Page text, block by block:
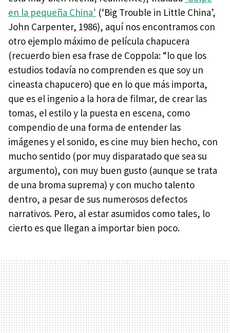
en la pequeña China’ (‘Big Trouble in Little China’,
John Carpenter, 1986), aquí nos encontramos con
otro ejemplo máximo de película chapucera
(recuerdo bien esa frase de Coppola: “lo que los
estudios todavía no comprenden es que soy un
cineasta chapucero) que en lo que más importa,
que es el ingenio a la hora de filmar, de crear las
tomas, el estilo y la puesta en escena, como
compendio de una forma de entender las
imágenes y el sonido, es cine muy bien hecho, con
mucho sentido (por muy disparatado que sea su
argumento), con muy buen gusto (aunque se trata
de una broma suprema) y con mucho talento
dentro, a pesar de sus numerosos defectos
narrativos. Pero, al estar asumidos como tales, lo
cierto es que llegan a importar bien poco.